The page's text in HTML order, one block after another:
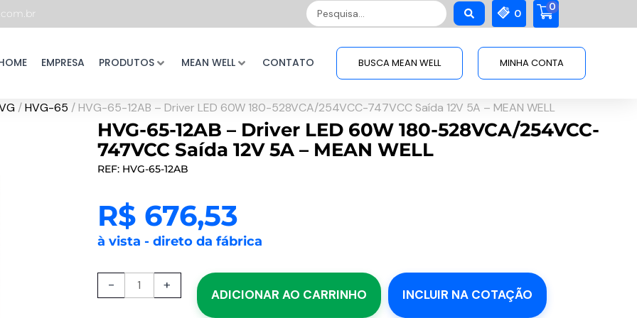
Pesquisar
...
0
0
EMPRESA PRODUTOS MEAN WELL CONTATO BUSCA MEAN WELL MINHA CONTA
/HVG-65 / HVG-65-12AB – Driver LED 60W 180-528VCA/254VCC-747VCC Saída 12V 5A – MEAN WELL
HVG-65-12AB – Driver LED 60W 180-528VCA/254VCC-
747VCC Saída 12V 5A – MEAN WELL
REF: HVG-65-12AB
R$ 676,53
à vista - direto da fábrica
-
65-
+
ADICIONAR AO CARRINHO INCLUIR NA COTAÇÃO